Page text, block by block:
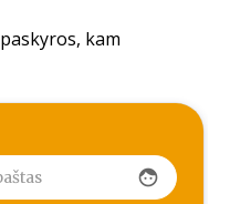
kam
face